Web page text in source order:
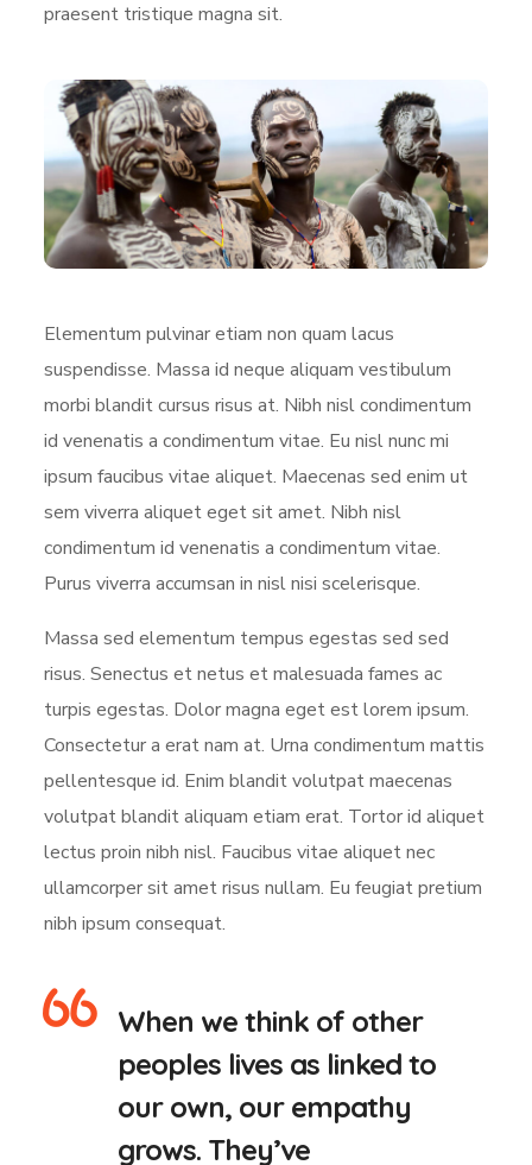
praesent tristique magna sit.
Elementum pulvinar etiam non quam lacus
suspendisse. Massa id neque aliquam vestibulum
morbi blandit cursus risus at. Nibh nisl condimentum
id venenatis a condimentum vitae. Eu nisl nunc mi
ipsum faucibus vitae aliquet. Maecenas sed enim ut
sem viverra aliquet eget sit amet. Nibh nisl
condimentum id venenatis a condimentum vitae.
Purus viverra accumsan in nisl nisi scelerisque.
Massa sed elementum tempus egestas sed sed
risus. Senectus et netus et malesuada fames ac
turpis egestas. Dolor magna eget est lorem ipsum.
Consectetur a erat nam at. Urna condimentum mattis
pellentesque id. Enim blandit volutpat maecenas
volutpat blandit aliquam etiam erat. Tortor id aliquet
lectus proin nibh nisl. Faucibus vitae aliquet nec
ullamcorper sit amet risus nullam. Eu feugiat pretium
nibh ipsum consequat.
When we think of other
peoples lives as linked to
our own, our empathy
grows. They’ve